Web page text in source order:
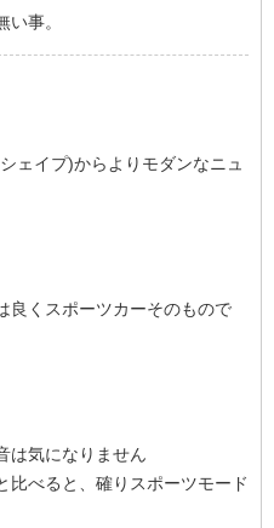
事。
ェイプ)からよりモダンなニュ
良くスポーツカーそのもので
は気になりません
比べると、確りスポーツモード